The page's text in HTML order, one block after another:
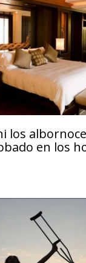
los
en los